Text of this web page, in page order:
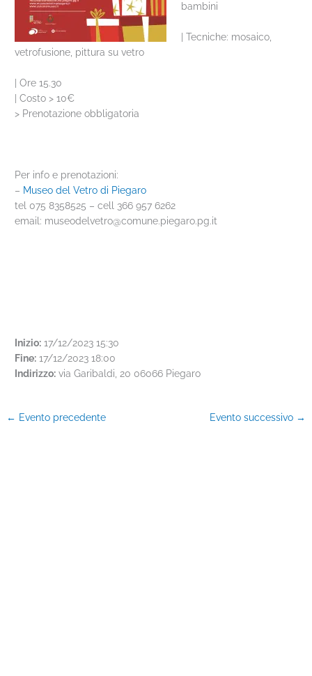
bambini
| Tecniche: mosaico,
vetrofusione, pittura su vetro
| Ore 15.30
| Costo > 10€
> Prenotazione obbligatoria
Per info e prenotazioni:
– Museo del Vetro di Piegaro
tel 075 8358525 – cell 366 957 6262
email: museodelvetro@comune.piegaro.pg.it
Inizio: 17/12/2023 15:30
Fine: 17/12/2023 18:00
Indirizzo: via Garibaldi, 20 06066 Piegaro
← Evento precedente Evento successivo →